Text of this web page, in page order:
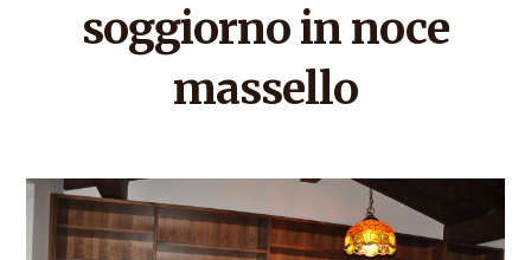
soggiorno in noce
massello